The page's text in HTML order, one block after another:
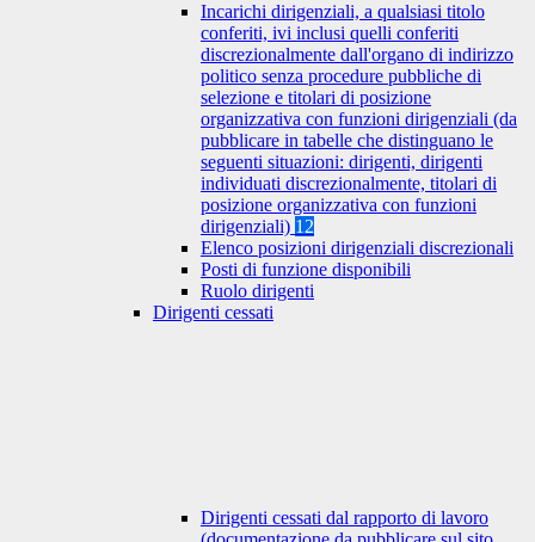
Incarichi dirigenziali, a qualsiasi titolo
conferiti, ivi inclusi quelli conferiti
discrezionalmente dall'organo di indirizzo
politico senza procedure pubbliche di
selezione e titolari di posizione
organizzativa con funzioni dirigenziali (da
pubblicare in tabelle che distinguano le
seguenti situazioni: dirigenti, dirigenti
individuati discrezionalmente, titolari di
posizione organizzativa con funzioni
dirigenziali) 12
Elenco posizioni dirigenziali discrezionali
Posti di funzione disponibili
Ruolo dirigenti
Dirigenti cessati
Dirigenti cessati dal rapporto di lavoro